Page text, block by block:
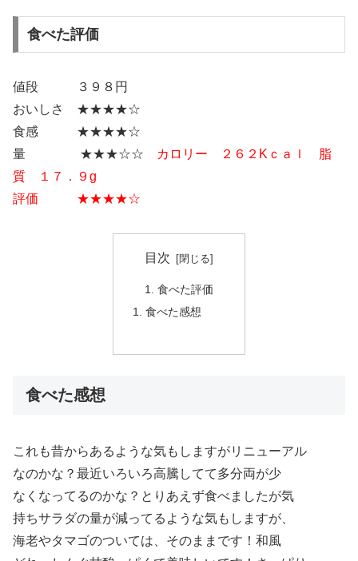
食べた評価
値段 ３９８円
おいしさ ★★★★☆
食感 ★★★★☆
量 ★★★☆☆
カロリー ２６２Kｃａｌ 脂
質 １７．９g
評価 ★★★★☆
目次
食べた評価
食べた感想
食べた感想
これも昔からあるような気もしますがリニューアル
なのかな？最近いろいろ高騰してて多分両が少
なくなってるのかな？とりあえず食べましたが気
持ちサラダの量が減ってるような気もしますが、
海老やタマゴのついては、そのままです！和風